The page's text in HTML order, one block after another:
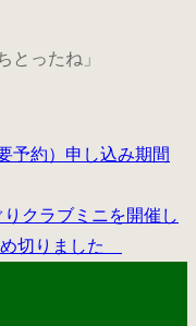
とったね」
予約）申し込み期間
りクラブミニを開催し
切りました